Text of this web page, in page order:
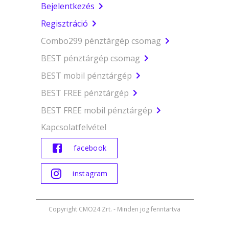
Bejelentkezés
Regisztráció
Combo299 pénztárgép csomag
BEST pénztárgép csomag
BEST mobil pénztárgép
BEST FREE pénztárgép
BEST FREE mobil pénztárgép
Kapcsolatfelvétel
facebook
instagram
Copyright CMO24 Zrt. - Minden jog fenntartva